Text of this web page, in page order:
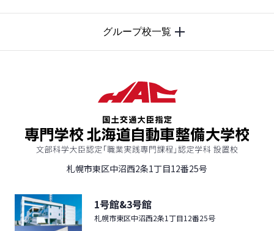
グループ校一覧
札幌市東区中沼西2条1丁目12番25号
1号館&3号館
札幌市東区中沼西2条1丁目12番25号